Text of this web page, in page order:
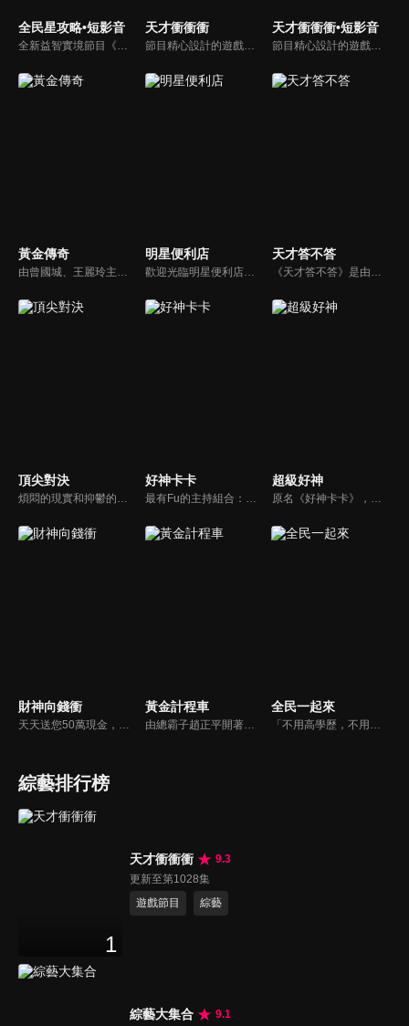
全民星攻略•短影音 天才衝衝衝
節目精心設計的遊戲內容，包括深受觀眾喜愛並且火紅於各大專院校的【TEMPO系列】，考驗藝人用肢體表達能力以及聯想能力的【你是WORD演】、【會演是英雄】，考驗英文程度的【EAR傳耳ABC】，超簡單、超爆笑的【看你怎麼說】，以及考驗藝人反應、機智以及隊友默契的【不可能的默契】等單元，逗趣又爆笑！
天才衝衝衝•短影音
節目精心設計的遊戲內容，包括深受觀眾喜愛並且火紅於各大專院校的【TEMPO系列】，考驗藝人用肢體表達能力以及聯想能力的【你是WORD演】、【會演是英雄】，考驗英文程度的【EAR傳耳ABC】，超簡單、超爆笑的【看你怎麼說】，以及考驗藝人反應、機智以及隊友默契的【不可能的默契】等單元，逗趣又爆笑！
黃金傳奇
由曾國城、王麗玲主持，許多人記憶中的經典外景綜藝節目之一。每次闖關成功的隊伍，可獲得藏寶圖；拼湊出完整藏寶圖者，可憑著藏寶圖提示至寶箱放置處；最後以正確寶箱之正確答案鑰匙開啟成功者，除隊長本身外的每位參賽者，即可獲得價值新台幣5萬元之黃金金牌。
明星便利店
歡迎光臨明星便利店！你覺得便利店裡面有什麼？關東煮？茶葉蛋？還是讓你尖叫的大明星？一家擁有明星的便利店，到底有多稀奇，你會不會想要光臨呢？
天才答不答
《天才答不答》是由吳宗憲和吳怡霈共同主持的益智節目。節目設立高額的獎金來考驗藝人們真實的人性，同時將題目立體化，讓你身歷其境去冒險答題。更有哪些出乎意料的處罰，讓藝人羞愧的不想再答錯！一個最接近「人性」與「真實」的益智節目，現在就讓吳宗憲帶你輕鬆玩轉知識。
頂尖對決
煩悶的現實和抑鬱的社會，你需要的就是笑、大聲笑、開口笑，《頂尖對決》就要你笑到落ㄟ骸，最具綜藝實力的庹宗康，和喜感十足的納豆各自領軍對抗，藝人搞笑pk笑果十足，《頂尖對決》讓你忘掉一週煩惱！
好神卡卡
最有Fu的主持組合：「A咖天王」徐乃麟+「好神天心」朱芯儀+「真理大學校花」洪棠+「台大獸醫碩士」LYDIA。遊戲的層層關卡，來賓必須要和主持人比反應，比記憶，比機智，比膽識，幸運女神的眷顧與遠離永遠都是個未知數！
超級好神
原名《好神卡卡》，後改名為《超級好神》，是一檔益智類綜藝節目，由「A咖天王」徐乃麟搭配黃鐙輝主持。「好神智慧王」、「好神記憶王」、「誰是爆點王」、「好神送好禮」四個單元，讓來賓一較高下。比反應，比記憶，比機智，比膽識，幸運女神的眷顧與遠離永遠都是個未知數！
財神向錢衝
天天送您50萬現金，還有汽車大獎！不考智力、體力，挑戰家人、同事、同學、朋友互相了解的成渡和共同生活經驗。快來參加《財神向前衝》大獎通通送給您。
黃金計程車
由總霸子趙正平開著計程車在街頭隨機找尋搭車路人，進行機智問答，如果十題答對就可以拿走金元寶！如果沒有答對，就把當前獎金減一個0然後發放！另外節目中總霸子趙正平還會帶我們遍尋美食名景。
全民一起來
「不用高學歷，不用會答題，全民一起來，獎金拿不完！」《全民一起來》是一檔結合手機遊戲的大型現場直播益智節目，「記憶、觀察、反應、平衡、敏捷...」，多道關卡考驗挑戰者的多元智能及體能，見證藝人明星各項不可思議的挑戰。
綜藝排行榜
1
天才衝衝衝
9.3
更新至第1028集
遊戲節目
綜藝
綜藝大集合
9.1